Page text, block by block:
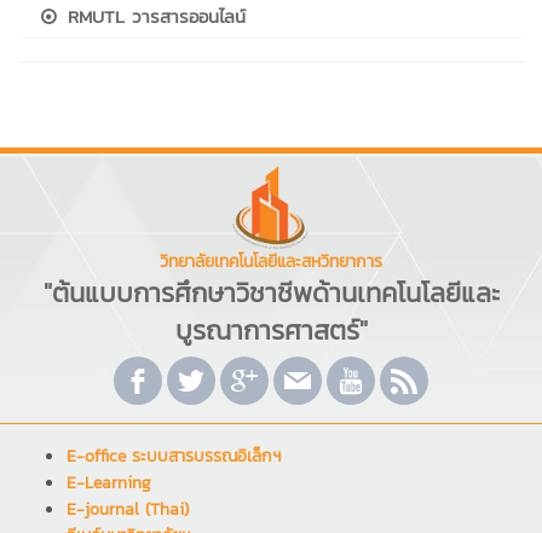
RMUTL วารสารออนไลน์
วิทยาลัยเทคโนโลยีและสหวิทยาการ
"ต้นแบบการศึกษาวิชาชีพด้านเทคโนโลยีและ
บูรณาการศาสตร์"
E-office ระบบสารบรรณอิเล็กฯ
E-Learning
E-journal (Thai)